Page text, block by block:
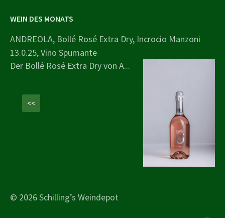
WEIN DES MONATS
ANDREOLA, Bollé Rosé Extra Dry, Incrocio Manzoni
13.0.25, Vino Spumante
Der Bollé Rosé Extra Dry von A...
<<
© 2026 Schilling’s Weindepot